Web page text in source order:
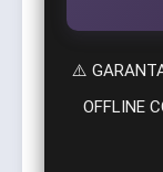
⚠️
OFFLINE